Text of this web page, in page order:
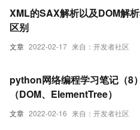
文章 2022-02-17 来自：开发者社区
XML的SAX解析以及DOM解
区别
文章 2022-02-16 来自：开发者社区
python网络编程学习笔记（8
（DOM、ElementTree）